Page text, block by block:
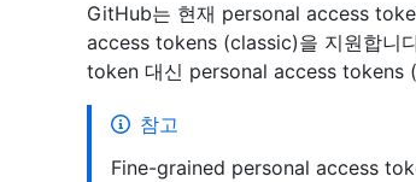
GitHub는 현재 personal access
access tokens (classic)을 지원합니
token 대신 personal access tokens
참고
Fine-grained personal access